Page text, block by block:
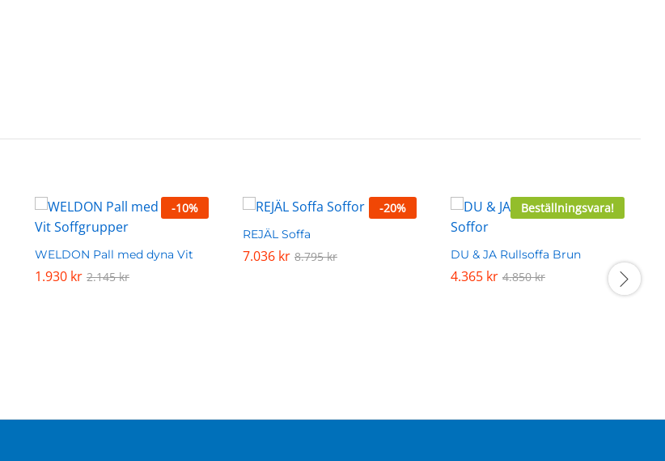
-10%
WELDON Pall med dyna Vit
1.930 kr 2.145kr
1.930 kr 2.145kr
-20%
REJÄL Soffa
7.036 kr 8.795kr
7.036 kr 8.795kr
Beställningsvara!
DU & JA Rullsoffa Brun
4.365 kr 4.850kr
4.365 kr 4.850kr